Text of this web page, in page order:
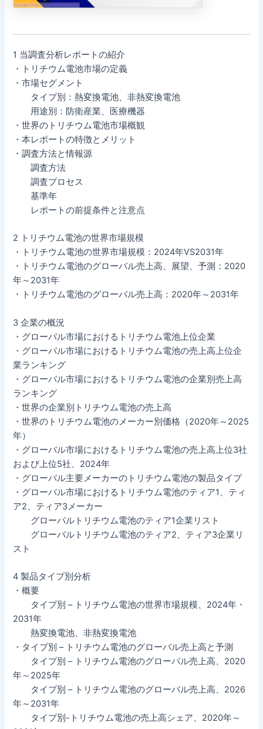
1 当調査分析レポートの紹介
・トリチウム電池市場の定義
・市場セグメント
タイプ別：熱変換電池、非熱変換電池
用途別：防衛産業、医療機器
・世界のトリチウム電池市場概観
・本レポートの特徴とメリット
・調査方法と情報源
調査方法
調査プロセス
基準年
レポートの前提条件と注意点
2 トリチウム電池の世界市場規模
・トリチウム電池の世界市場規模：2024年VS2031年
・トリチウム電池のグローバル売上高、展望、予測：2020
年～2031年
・トリチウム電池のグローバル売上高：2020年～2031年
3 企業の概況
・グローバル市場におけるトリチウム電池上位企業
・グローバル市場におけるトリチウム電池の売上高上位企
業ランキング
・グローバル市場におけるトリチウム電池の企業別売上高
ランキング
・世界の企業別トリチウム電池の売上高
・世界のトリチウム電池のメーカー別価格（2020年～2025
年）
・グローバル市場におけるトリチウム電池の売上高上位3社
および上位5社、2024年
・グローバル主要メーカーのトリチウム電池の製品タイプ
・グローバル市場におけるトリチウム電池のティア1、ティ
ア2、ティア3メーカー
グローバルトリチウム電池のティア1企業リスト
グローバルトリチウム電池のティア2、ティア3企業リ
スト
4 製品タイプ別分析
・概要
タイプ別 – トリチウム電池の世界市場規模、2024年・
2031年
熱変換電池、非熱変換電池
・タイプ別 – トリチウム電池のグローバル売上高と予測
タイプ別 – トリチウム電池のグローバル売上高、2020
年～2025年
タイプ別 – トリチウム電池のグローバル売上高、2026
年～2031年
タイプ別-トリチウム電池の売上高シェア、2020年～